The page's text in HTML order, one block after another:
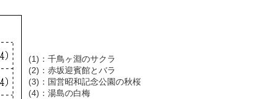
(1) ：千鳥ヶ淵のサクラ
(2) ：赤坂迎賓館とバラ
(3) ：国営昭和記念公園の秋桜
(4) ：湯島の白梅